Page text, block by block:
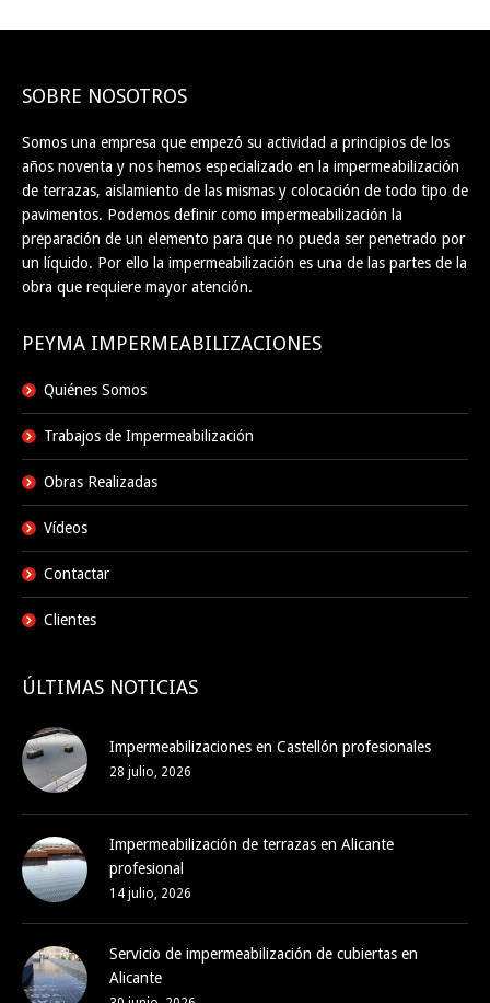
SOBRE NOSOTROS
Somos una empresa que empezó su actividad a principios de los
años noventa y nos hemos especializado en la impermeabilización
de terrazas, aislamiento de las mismas y colocación de todo tipo de
pavimentos. Podemos definir como impermeabilización la
preparación de un elemento para que no pueda ser penetrado por
un líquido. Por ello la impermeabilización es una de las partes de la
obra que requiere mayor atención.
PEYMA IMPERMEABILIZACIONES
Quiénes Somos
Trabajos de Impermeabilización
Obras Realizadas
Vídeos
Contactar
Clientes
ÚLTIMAS NOTICIAS
Impermeabilizaciones en Castellón profesionales
28 julio, 2026
Impermeabilización de terrazas en Alicante
profesional
14 julio, 2026
Servicio de impermeabilización de cubiertas en
Alicante